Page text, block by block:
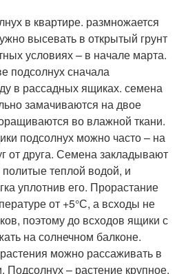
в квартире. размножается
высевать в открытый грунт
условиях – в начале марта.
подсолнух сначала
в рассадных ящиках. семена
замачиваются на двое
во влажной ткани.
подсолнух можно часто – на
от друга. Семена закладывают
теплой водой, и
уплотнив его. Прорастание
от +5°С, а всходы не
поэтому до всходов ящики с
на солнечном балконе.
можно рассаживать в
Подсолнух – растение крупное,